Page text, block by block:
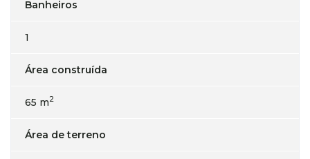
Banheiros
1
Área construída
65 m2
Área de terreno